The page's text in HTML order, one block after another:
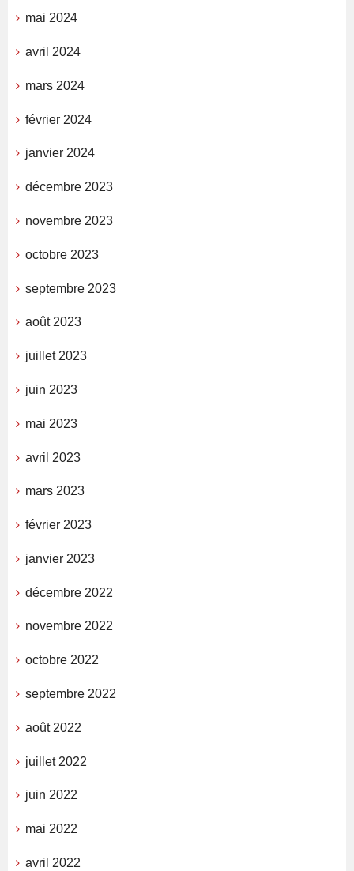
mai 2024
avril 2024
mars 2024
février 2024
janvier 2024
décembre 2023
novembre 2023
octobre 2023
septembre 2023
août 2023
juillet 2023
juin 2023
mai 2023
avril 2023
mars 2023
février 2023
janvier 2023
décembre 2022
novembre 2022
octobre 2022
septembre 2022
août 2022
juillet 2022
juin 2022
mai 2022
avril 2022